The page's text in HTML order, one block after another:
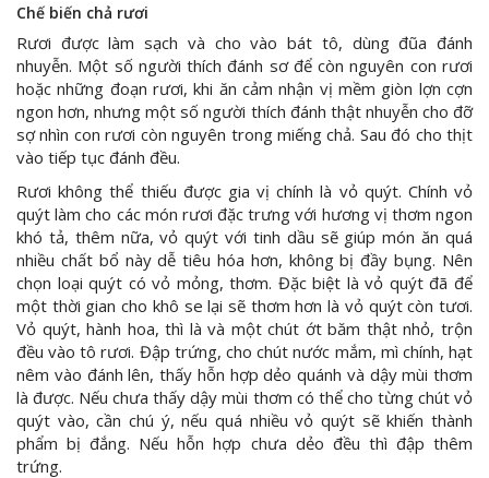
Chế biến chả rươi
Rươi được làm sạch và cho vào bát tô, dùng đũa đánh
nhuyễn. Một số người thích đánh sơ để còn nguyên con rươi
hoặc những đoạn rươi, khi ăn cảm nhận vị mềm giòn lợn cợn
ngon hơn, nhưng một số người thích đánh thật nhuyễn cho đỡ
sợ nhìn con rươi còn nguyên trong miếng chả. Sau đó cho thịt
vào tiếp tục đánh đều.
Rươi không thể thiếu được gia vị chính là vỏ quýt. Chính vỏ
quýt làm cho các món rươi đặc trưng với hương vị thơm ngon
khó tả, thêm nữa, vỏ quýt với tinh dầu sẽ giúp món ăn quá
nhiều chất bổ này dễ tiêu hóa hơn, không bị đầy bụng. Nên
chọn loại quýt có vỏ mỏng, thơm. Đặc biệt là vỏ quýt đã để
một thời gian cho khô se lại sẽ thơm hơn là vỏ quýt còn tươi.
Vỏ quýt, hành hoa, thì là và một chút ớt băm thật nhỏ, trộn
đều vào tô rươi. Đập trứng, cho chút nước mắm, mì chính, hạt
nêm vào đánh lên, thấy hỗn hợp dẻo quánh và dậy mùi thơm
là được. Nếu chưa thấy dậy mùi thơm có thể cho từng chút vỏ
quýt vào, cần chú ý, nếu quá nhiều vỏ quýt sẽ khiến thành
phẩm bị đắng. Nếu hỗn hợp chưa dẻo đều thì đập thêm
trứng.